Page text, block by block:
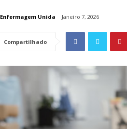
Enfermagem Unida Janeiro 7, 2026
Compartilhado